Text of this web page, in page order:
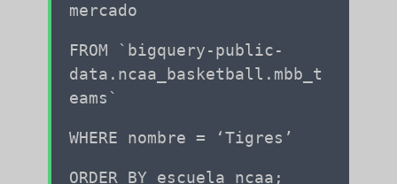
mercado
FROM `bigquery-public-
data.ncaa_basketball.mbb_t
eams`
WHERE nombre = ‘Tigres’
ORDER BY escuela_ncaa;